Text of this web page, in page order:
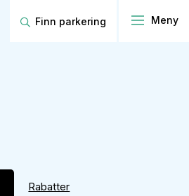
Finn parkering
Rabatter